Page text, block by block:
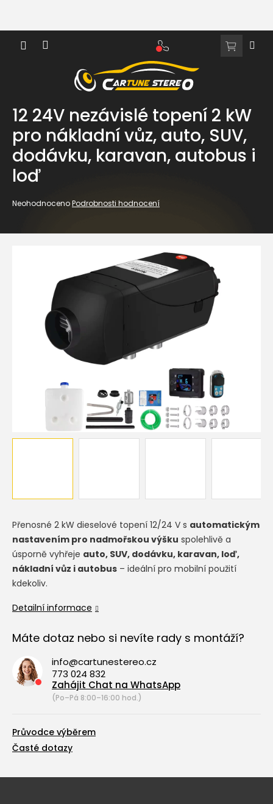
obsah
NÁKUPNÍ
12 24V nezávislé topení 2 kW
pro nákladní vůz, auto, SUV,
dodávku, karavan, autobus i
loď
Průměrné
je
hvězdiček.
NeohodnocenoPodrobnosti hodnocení
Přenosné 2 kW dieselové topení 12/24 V s automatickým
nastavením pro nadmořskou výšku spolehlivě a
úsporně vyhřeje auto, SUV, dodávku, karavan, loď,
nákladní vůz i autobus – ideální pro mobilní použití
kdekoliv.
Detailní informace
Máte dotaz nebo si nevíte rady s montáží?
info@cartunestereo.cz
773 024 832
Zahájit Chat na WhatsApp
(Po–Pá 8:00–16:00 hod.)
Průvodce výběrem
Časté dotazy